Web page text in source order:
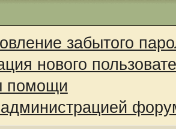
забытого
нового
помощи